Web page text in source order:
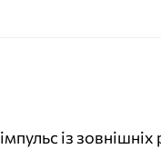
із зовнішніх